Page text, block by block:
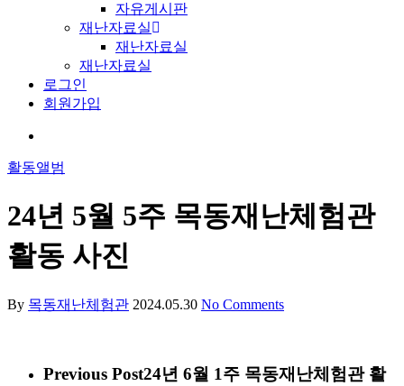
자유게시판
재난자료실
재난자료실
재난자료실
로그인
회원가입
활동앨범
24년 5월 5주 목동재난체험관
활동 사진
By 목동재난체험관 2024.05.30 No Comments
Previous Post24년 6월 1주 목동재난체험관 활